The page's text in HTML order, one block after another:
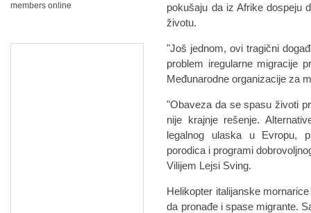
pokušaju da iz Afrike dospeju
životu.
"Još jednom, ovi tragični
problem iregularne migracije
Međunarodne organizacije za
"Obaveza da se spasu životi
nije krajnje rešenje.
legalnog ulaska u Evropu,
porodica i programi
Vilijem Lejsi Sving.
Helikopter italijanske
da pronađe i spase migrante.
members online